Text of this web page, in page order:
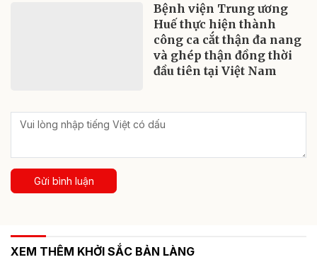
Bệnh viện Trung ương
Huế thực hiện thành
công ca cắt thận đa nang
và ghép thận đồng thời
đầu tiên tại Việt Nam
Gửi bình luận
XEM THÊM KHỞI SẮC BẢN LÀNG